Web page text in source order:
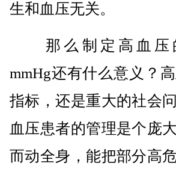
生和血压无关。
那么制定高血压
mmHg还有什么意义？
指标，还是重大的社会
血压患者的管理是个庞
而动全身，能把部分高